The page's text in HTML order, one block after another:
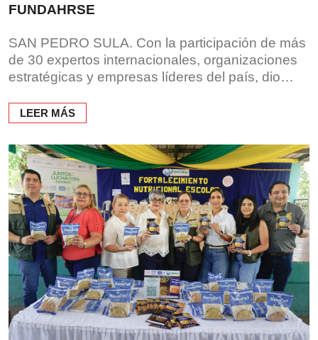
FUNDAHRSE
SAN PEDRO SULA. Con la participación de más
de 30 expertos internacionales, organizaciones
estratégicas y empresas líderes del país, dio…
LEER MÁS